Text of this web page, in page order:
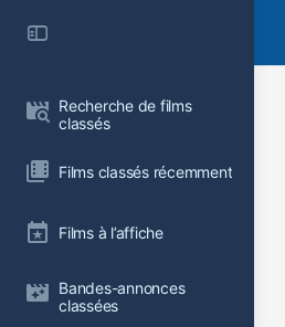
Recherche de films
classés
Films classés récemment
Films à l’affiche
Bandes-annonces
classées